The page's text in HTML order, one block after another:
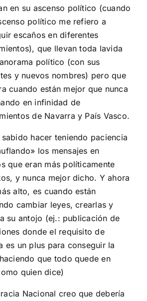
en su ascenso político (cuando
político me refiero a
escaños en diferentes
que llevan toda lavida
político (con sus
y nuevos nombres) pero que
cuando están mejor que nunca
en infinidad de
de Navarra y País Vasco.
sabido hacer teniendo paciencia
los mensajes en
que eran más políticamente
y nunca mejor dicho. Y ahora
alto, es cuando están
cambiar leyes, crearlas y
su antojo (ej.: publicación de
donde el requisito de
es un plus para conseguir la
que todo quede en
quien dice)
Nacional creo que debería